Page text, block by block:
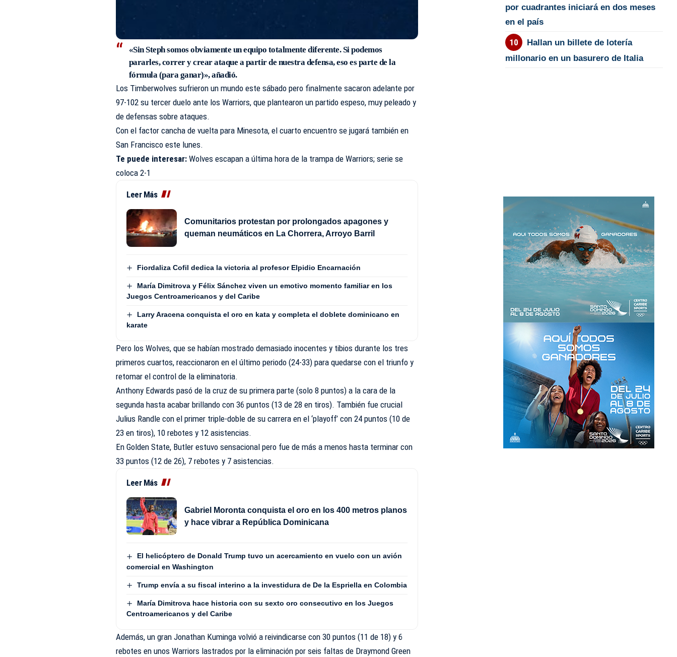
«Sin Steph somos obviamente un equipo totalmente diferente. Si podemos
pararles, correr y crear ataque a partir de nuestra defensa, eso es parte de la
fórmula (para ganar)», añadió.
Los Timberwolves sufrieron un mundo este sábado pero finalmente sacaron adelante por
97-102 su tercer duelo ante los Warriors, que plantearon un partido espeso, muy peleado y
de defensas sobre ataques.
Con el factor cancha de vuelta para Minesota, el cuarto encuentro se jugará también en
San Francisco este lunes.
Te puede interesar: Wolves escapan a última hora de la trampa de Warriors; serie se
coloca 2-1​
Leer Más
Comunitarios protestan por prolongados apagones y
queman neumáticos en La Chorrera, Arroyo Barril
Fiordaliza Cofil dedica la victoria al profesor Elpidio Encarnación
María Dimitrova y Félix Sánchez viven un emotivo momento familiar en los
Juegos Centroamericanos y del Caribe
Larry Aracena conquista el oro en kata y completa el doblete dominicano en
karate
Pero los Wolves, que se habían mostrado demasiado inocentes y tibios durante los tres
primeros cuartos, reaccionaron en el último periodo (24-33) para quedarse con el triunfo y
retomar el control de la eliminatoria.
Anthony Edwards pasó de la cruz de su primera parte (solo 8 puntos) a la cara de la
segunda hasta acabar brillando con 36 puntos (13 de 28 en tiros). También fue crucial
Julius Randle con el primer triple-doble de su carrera en el ‘playoff’ con 24 puntos (10 de
23 en tiros), 10 rebotes y 12 asistencias.
En Golden State, Butler estuvo sensacional pero fue de más a menos hasta terminar con
33 puntos (12 de 26), 7 rebotes y 7 asistencias.
Leer Más
Gabriel Moronta conquista el oro en los 400 metros planos
y hace vibrar a República Dominicana
El helicóptero de Donald Trump tuvo un acercamiento en vuelo con un avión
comercial en Washington
Trump envía a su fiscal interino a la investidura de De la Espriella en Colombia
María Dimitrova hace historia con su sexto oro consecutivo en los Juegos
Centroamericanos y del Caribe
Además, un gran Jonathan Kuminga volvió a reivindicarse con 30 puntos (11 de 18) y 6
rebotes en unos Warriors lastrados por la eliminación por seis faltas de Draymond Green
por cuadrantes iniciará en dos meses
en el país
Hallan un billete de lotería
millonario en un basurero de Italia